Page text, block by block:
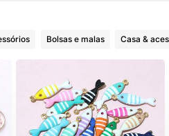
Bolsas e malas Casa &